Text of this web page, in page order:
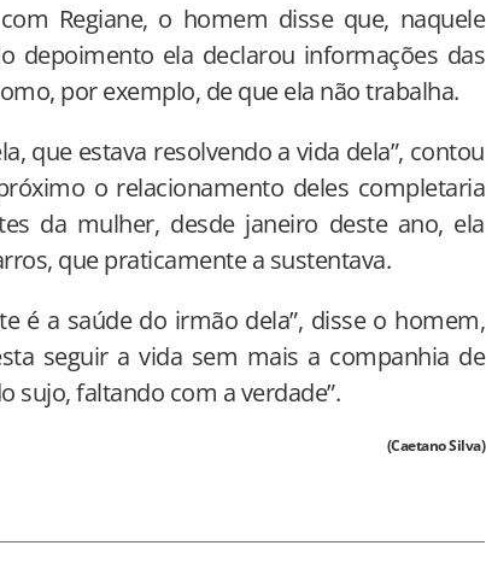
Regiane, o homem disse que, naquele
depoimento ela declarou informações das
por exemplo, de que ela não trabalha.
que estava resolvendo a vida dela”, contou
o relacionamento deles completaria
da mulher, desde janeiro deste ano, ela
que praticamente a sustentava.
é a saúde do irmão dela”, disse o homem,
seguir a vida sem mais a companhia de
sujo, faltando com a verdade”.
(Caetano Silva)